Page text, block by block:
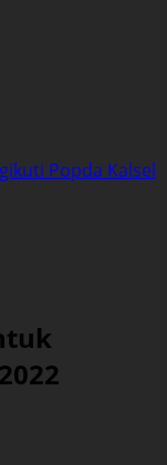
Popda Kalsel